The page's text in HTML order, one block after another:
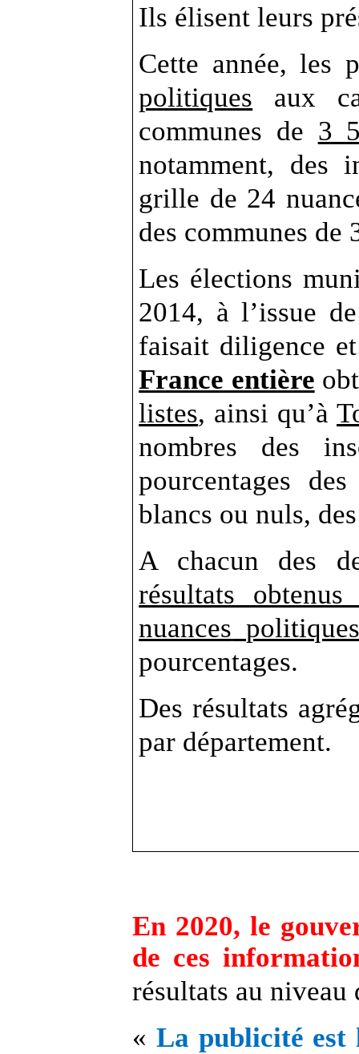
Ils élisent leurs
Cette année, les
politiques aux
communes de 3
notamment, des
grille de 24
des communes
Les élections
2014, à l’issue
faisait diligence
France entière
listes, ainsi qu’à
nombres des
pourcentages
blancs ou nuls,
A chacun des
résultats
nuances
pourcentages.
Des résultats
par département.
En 2020, le
de ces
résultats au niveau
« La publicité est